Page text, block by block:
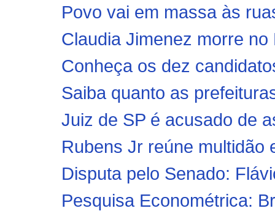
Povo vai em massa às
Claudia Jimenez morre
Conheça os dez
Saiba quanto as
Juiz de SP é acusado de
Rubens Jr reúne multidão
Disputa pelo Senado:
Pesquisa Econométrica: